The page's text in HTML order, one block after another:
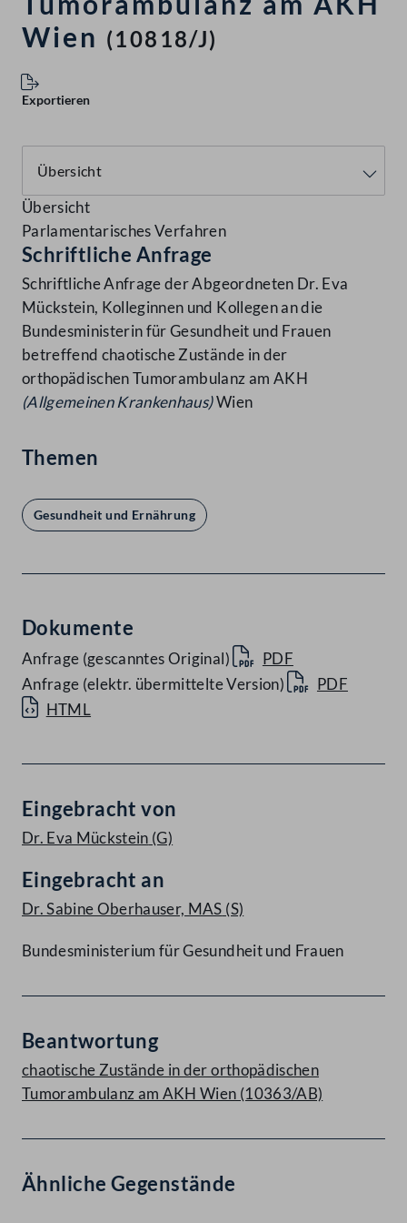
Wien (10818/J)
Exportieren
Übersicht
Parlamentarisches Verfahren
Schriftliche Anfrage
Schriftliche Anfrage der Abgeordneten Dr. Eva
Mückstein, Kolleginnen und Kollegen an die
Bundesministerin für Gesundheit und Frauen
betreffend chaotische Zustände in der
orthopädischen Tumorambulanz am AKH
(Allgemeinen Krankenhaus)Wien
Themen
Gesundheit und Ernährung
Dokumente
Anfrage (gescanntes Original)
PDF
Anfrage (elektr. übermittelte Version)
PDF
HTML
Eingebracht von
Dr. Eva Mückstein (G)
Eingebracht an
Dr. Sabine Oberhauser, MAS (S)
Bundesministerium für Gesundheit und Frauen
Beantwortung
chaotische Zustände in der orthopädischen
Tumorambulanz am AKH Wien (10363/AB)
Ähnliche Gegenstände